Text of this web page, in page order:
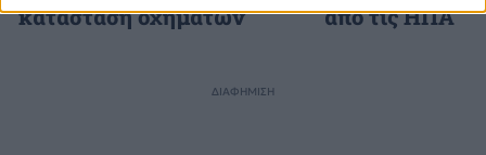
κατάσταση οχημάτων
από τις ΗΠΑ
ΔΙΑΦΗΜΙΣΗ